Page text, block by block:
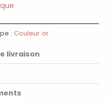
: Couleur or
livraison